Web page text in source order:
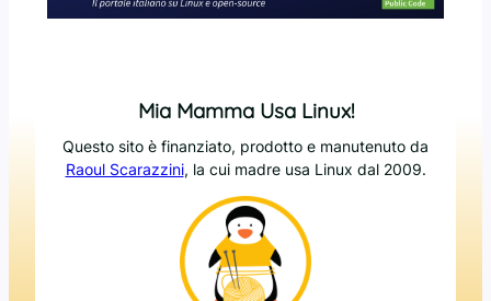
Mia Mamma Usa Linux!
Questo sito è finanziato, prodotto e manutenuto da
Raoul Scarazzini, la cui madre usa Linux dal 2009.